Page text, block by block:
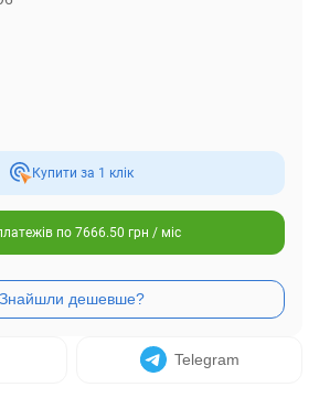
Купити за 1 клiк
по 7666.50 грн / міс
Telegram